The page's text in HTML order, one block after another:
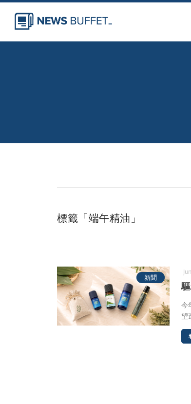
標籤「端午精油」
新聞
今
望